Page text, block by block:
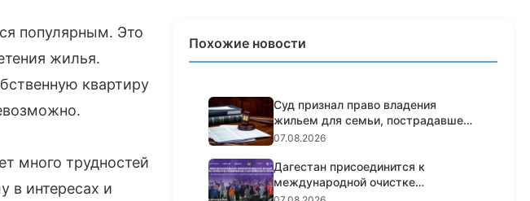
популярным. Это
жилья.
квартиру
много трудностей
в интересах и
Похожие новости
Суд признал право владения
жильем для семьи, пострадавшей
от...
07.08.2026
Дагестан присоединится к
международной очистке
побережья Кас...